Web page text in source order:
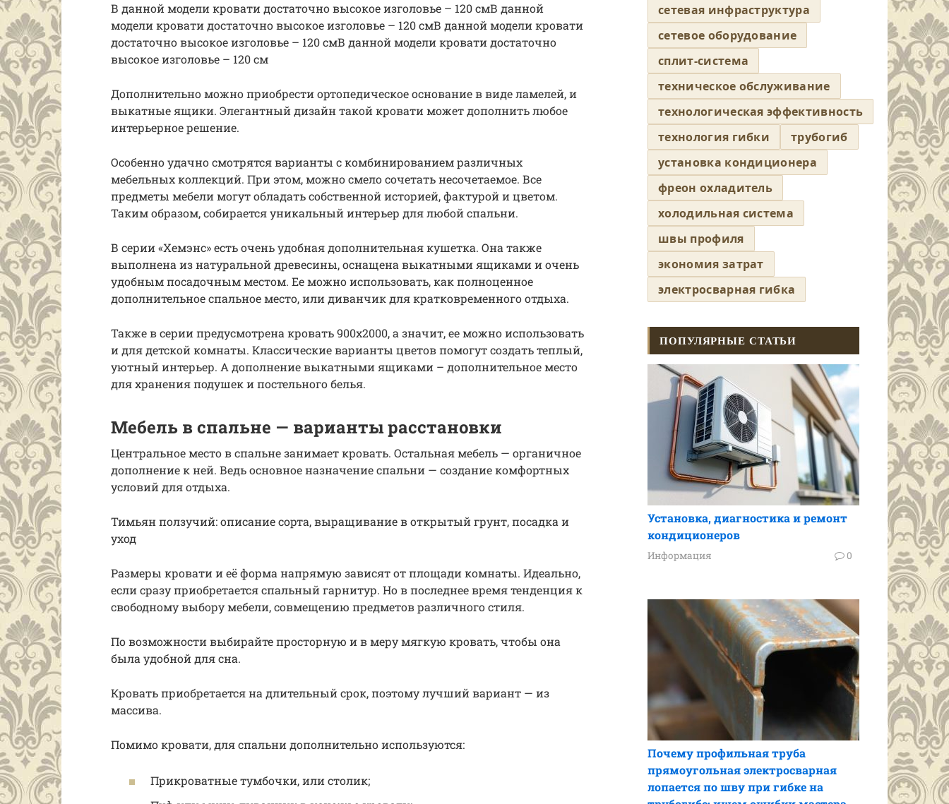
В данной модели кровати достаточно высокое изголовье – 120 смВ данной
модели кровати достаточно высокое изголовье – 120 смВ данной модели кровати
достаточно высокое изголовье – 120 смВ данной модели кровати достаточно
высокое изголовье – 120 см
Дополнительно можно приобрести ортопедическое основание в виде ламелей, и
выкатные ящики. Элегантный дизайн такой кровати может дополнить любое
интерьерное решение.
Особенно удачно смотрятся варианты с комбинированием различных
мебельных коллекций. При этом, можно смело сочетать несочетаемое. Все
предметы мебели могут обладать собственной историей, фактурой и цветом.
Таким образом, собирается уникальный интерьер для любой спальни.
В серии «Хемэнс» есть очень удобная дополнительная кушетка. Она также
выполнена из натуральной древесины, оснащена выкатными ящиками и очень
удобным посадочным местом. Ее можно использовать, как полноценное
дополнительное спальное место, или диванчик для кратковременного отдыха.
Также в серии предусмотрена кровать 900х2000, а значит, ее можно использовать
и для детской комнаты. Классические варианты цветов помогут создать теплый,
уютный интерьер. А дополнение выкатными ящиками – дополнительное место
для хранения подушек и постельного белья.
Мебель в спальне — варианты расстановки
Центральное место в спальне занимает кровать. Остальная мебель — органичное
дополнение к ней. Ведь основное назначение спальни — создание комфортных
условий для отдыха.
Тимьян ползучий: описание сорта, выращивание в открытый грунт, посадка и
уход
Размеры кровати и её форма напрямую зависят от площади комнаты. Идеально,
если сразу приобретается спальный гарнитур. Но в последнее время тенденция к
свободному выбору мебели, совмещению предметов различного стиля.
По возможности выбирайте просторную и в меру мягкую кровать, чтобы она
была удобной для сна.
Кровать приобретается на длительный срок, поэтому лучший вариант — из
массива.
Помимо кровати, для спальни дополнительно используются:
Прикроватные тумбочки, или столик;
сетевая инфраструктура
сетевое оборудование
сплит-система
техническое обслуживание
технологическая эффективность
технология гибки
трубогиб
установка кондиционера
фреон охладитель
холодильная система
швы профиля
экономия затрат
электросварная гибка
ПОПУЛЯРНЫЕ СТАТЬИ
Установка, диагностика и ремонт
кондиционеров
Информация 0
Почему профильная труба
прямоугольная электросварная
лопается по шву при гибке на